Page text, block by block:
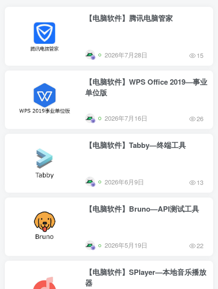
【电脑软件】腾讯电脑管家
2026年7月28日 15
【电脑软件】WPS Office 2019—事业
单位版
2026年7月16日 26
【电脑软件】Tabby—终端工具
2026年6月9日 13
【电脑软件】Bruno—API测试工具
2026年5月19日 22
【电脑软件】SPlayer—本地音乐播放
器